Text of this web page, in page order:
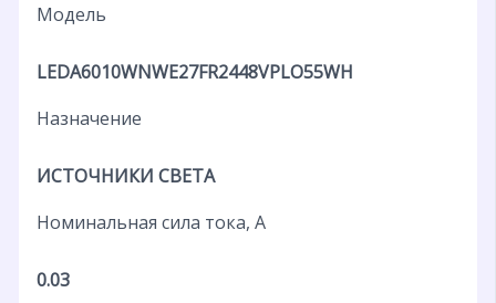
Модель
LEDA6010WNWE27FR2448VPLO55WH
Назначение
ИСТОЧНИКИ СВЕТА
Номинальная сила тока, А
0.03